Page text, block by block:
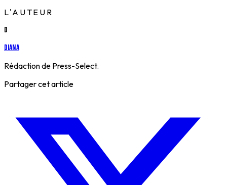
L'AUTEUR
D
Diana
Rédaction de Press-Select.
Partager cet article